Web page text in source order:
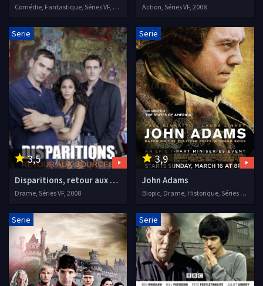
Comédie, Fantastique, Séries VF, 2008 Action, Séries VF, 2008
3,5
Serie
Disparitions, retour aux sources
Drame, Séries VF, 2008
3,9
Serie
John Adams
Biopic, Drame, Historique, Séries VF, 2008
Serie Serie